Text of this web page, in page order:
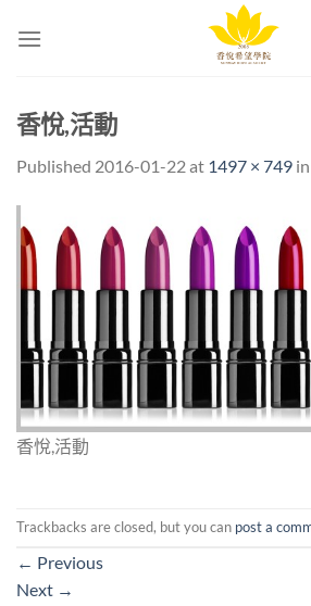
香悅,活動
Published 2016-01-22at 1497 × 749 in
香悅,活動
Trackbacks are closed, but you can post a
← Previous
Next →